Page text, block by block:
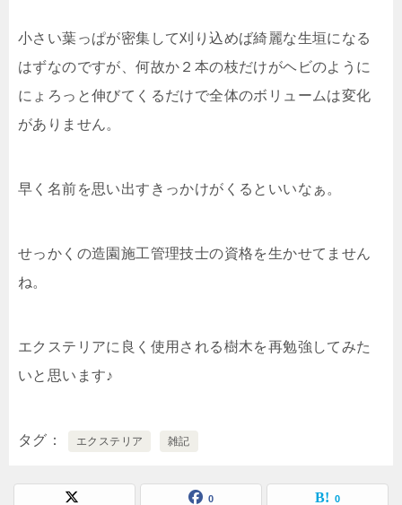
小さい葉っぱが密集して刈り込めば綺麗な生垣になる
はずなのですが、何故か２本の枝だけがヘビのように
にょろっと伸びてくるだけで全体のボリュームは変化
がありません。
早く名前を思い出すきっかけがくるといいなぁ。
せっかくの造園施工管理技士の資格を生かせてません
ね。
エクステリアに良く使用される樹木を再勉強してみた
いと思います♪
タグ エクステリア 雑記
0 0